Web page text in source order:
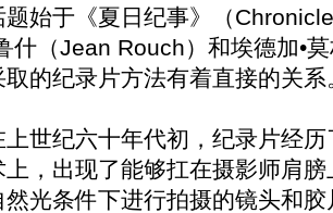
题始于《夏日纪事》（
什（Jean Rouch）和埃德加•
取的纪录片方法有着直接的关系
纪六十年代初，纪录片经历
上，出现了能够扛在摄影师肩
然光条件下进行拍摄的镜头和